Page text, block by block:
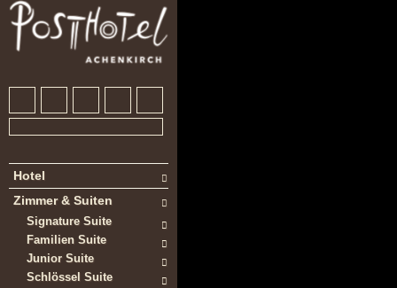
Hotel
Zimmer & Suiten
Signature Suite
Familien Suite
Junior Suite
Schlössel Suite